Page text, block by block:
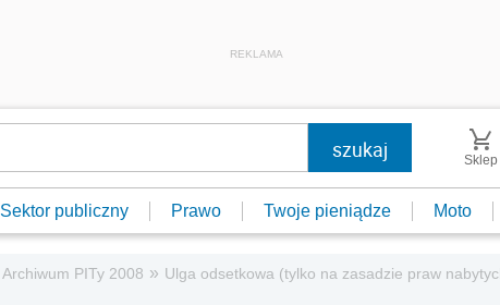
REKLAMA
Sklep
Sektor publiczny Prawo Twoje pieniądze Moto
Archiwum PITy 2008 » Ulga odsetkowa (tylko na zasadzie praw